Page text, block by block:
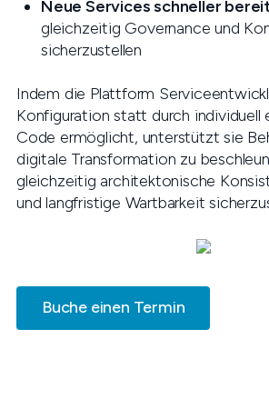
Neue Services schneller
gleichzeitig Governance und
sicherzustellen
Indem die Plattform
Konfiguration statt durch individuell
Code ermöglicht, unterstützt sie
digitale Transformation zu
gleichzeitig architektonische
und langfristige Wartbarkeit
Buche einen Termin